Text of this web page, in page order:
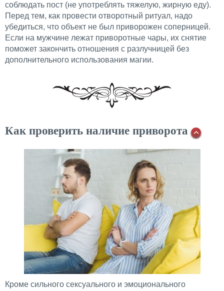
соблюдать пост (не употреблять тяжелую, жирную еду).
Перед тем, как провести отворотный ритуал, надо
убедиться, что объект не был приворожен соперницей.
Если на мужчине лежат приворотные чары, их снятие
поможет закончить отношения с разлучницей без
дополнительного использования магии.
Как проверить наличие приворота
Кроме сильного сексуального и эмоционального